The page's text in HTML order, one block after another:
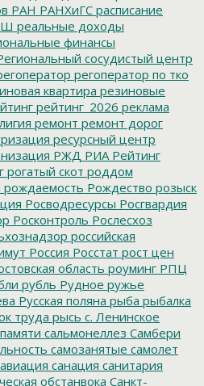
РАН РАНХиГС расписание
реальные доходы
финансы
сосудистый центр
регоператор по тко
квартира резиновые
рейтинг_2026 реклама
ремонт ремонт дорог
ресурсный центр
РЖД РИА Рейтинг
рогатый скот роддом
рождаемость Рождество розыск
Росводресурсы Росгвардия
Росконтроль Рослесхоз
российская
Россия Росстат рост цен
область роуминг РПЦ
рубль Рудное ружье
Русская поляна рыба рыбалка
труда рысь с. Ленинское
сальмонеллез Самбери
самозанятые самолет
санация санитария
обстанвока Санкт-